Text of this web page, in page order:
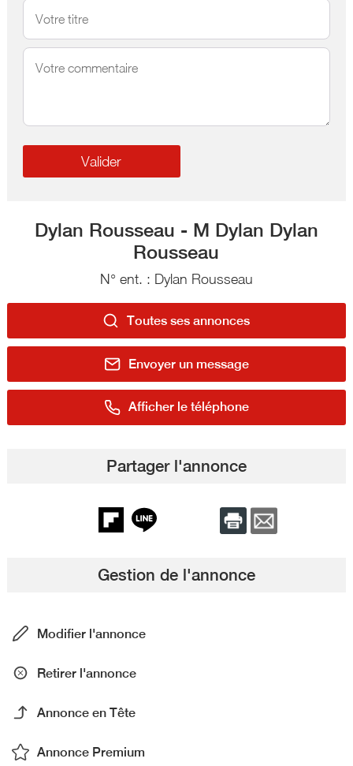
Dylan Rousseau - M Dylan Dylan
Rousseau
N° ent. : Dylan Rousseau
Toutes ses annonces
Envoyer un message
Afficher le téléphone
Partager l'annonce
Gestion de l'annonce
Modifier l'annonce
Retirer l'annonce
Annonce en Tête
Annonce Premium